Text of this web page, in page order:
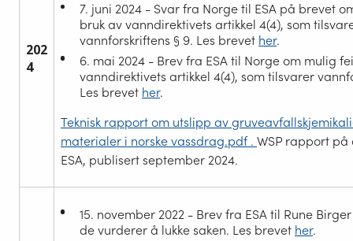
202
4
7. juni 2024 - Svar fra Norge til ESA på brevet
bruk av vanndirektivets artikkel 4(4), som
vannforskriftens § 9. Les brevet her.
6. mai 2024 - Brev fra ESA til Norge om mulig
vanndirektivets artikkel 4(4), som tilsvarer
Les brevet her.
Teknisk rapport om utslipp av
materialer i norske vassdrag.pdf . WSP rapport
ESA, publisert september 2024.
15. november 2022 - Brev fra ESA til Rune
de vurderer å lukke saken. Les brevet her.